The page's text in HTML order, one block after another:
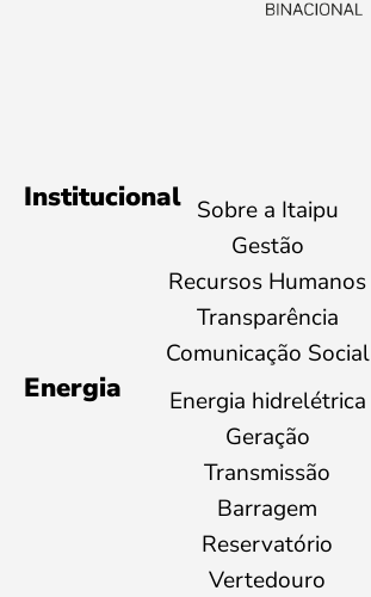
Institucional Sobre a Itaipu
Gestão
Recursos Humanos
Transparência
Comunicação Social
Energia
Energia hidrelétrica
Geração
Transmissão
Barragem
Reservatório
Vertedouro